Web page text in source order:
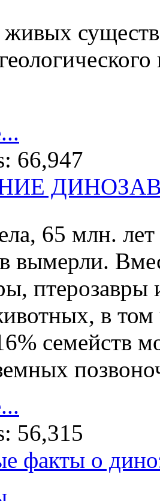
66,947
65 млн.
вы­мерли.
в
се­мейств
56,315
факты о